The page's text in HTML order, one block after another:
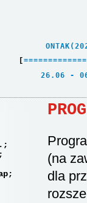
[ =============
26.06
(na
dla